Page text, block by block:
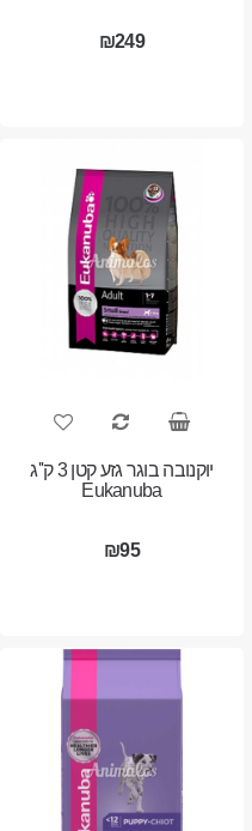
₪249
יוקנובה בוגר גזע קטן 3 ק''ג
Eukanuba
₪95